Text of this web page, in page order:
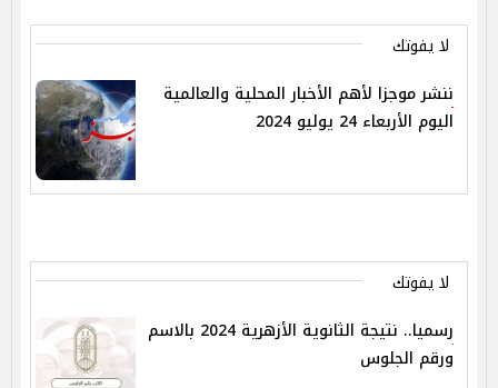
لا يفوتك
ننشر موجزا لأهم الأخبار المحلية والعالمية
اليوم الأربعاء 24 يوليو 2024
لا يفوتك
رسميا.. نتيجة الثانوية الأزهرية 2024 بالاسم
ورقم الجلوس